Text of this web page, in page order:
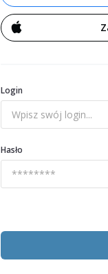
Login
Hasło